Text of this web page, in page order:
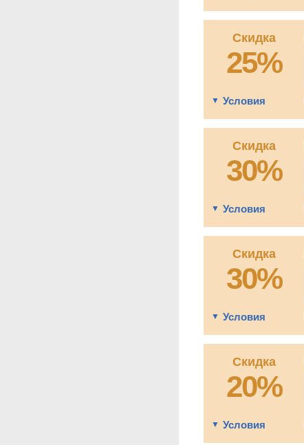
Скидка
25%
Условия
Скидка
30%
Условия
Скидка
30%
Условия
Скидка
20%
Условия